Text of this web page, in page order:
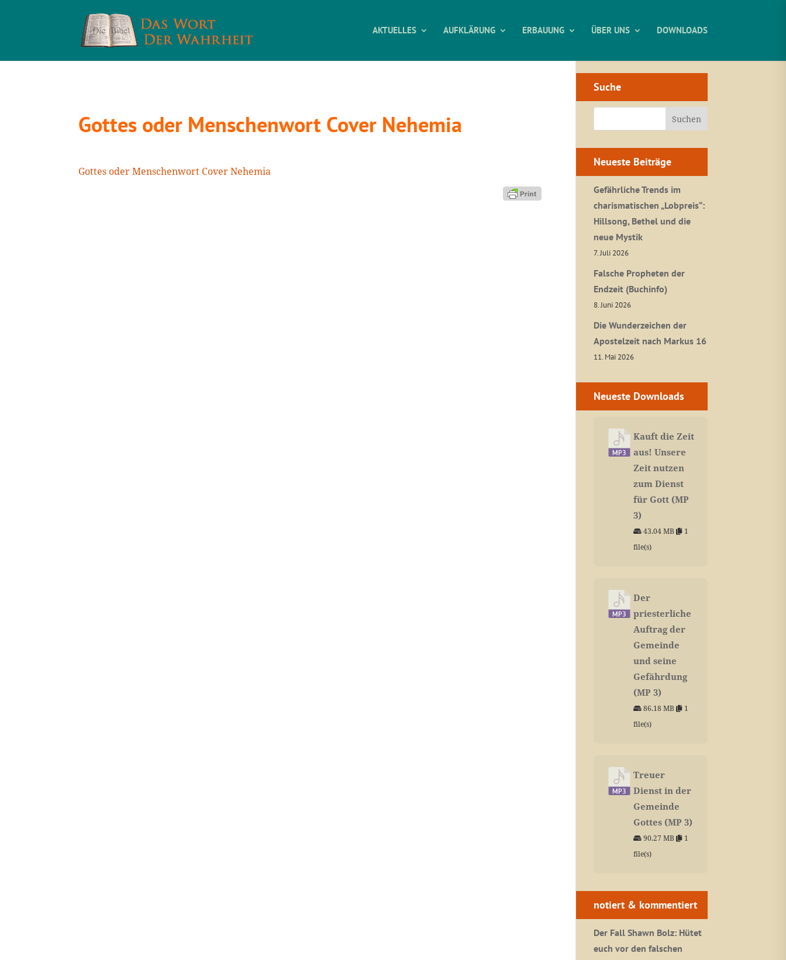
AKTUELLES AUFKLÄRUNG ERBAUUNG ÜBER UNS DOWNLOADS
Gottes oder Menschenwort Cover Nehemia
Gottes oder Menschenwort Cover Nehemia
Suche
Neueste Beiträge
Gefährliche Trends im
charismatischen „Lobpreis“:
Hillsong, Bethel und die
neue Mystik
7. Juli 2026
Falsche Propheten der
Endzeit (Buchinfo)
8. Juni 2026
Die Wunderzeichen der
Apostelzeit nach Markus 16
11. Mai 2026
Neueste Downloads
Kauft die Zeit
aus! Unsere
Zeit nutzen
zum Dienst
für Gott (MP
3)
43.04 MB
1
file(s)
Der
priesterliche
Auftrag der
Gemeinde
und seine
Gefährdung
(MP 3)
86.18 MB
1
file(s)
Treuer
Dienst in der
Gemeinde
Gottes (MP 3)
90.27 MB
1
file(s)
notiert & kommentiert
Der Fall Shawn Bolz: Hütet
euch vor den falschen